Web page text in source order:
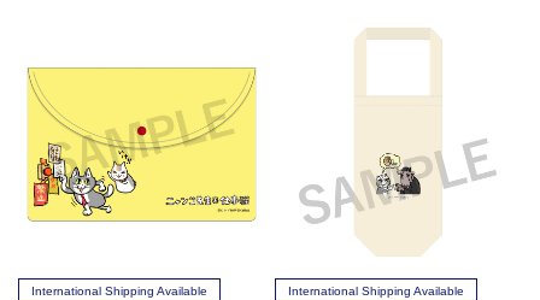
International Shipping Available International Shipping Available